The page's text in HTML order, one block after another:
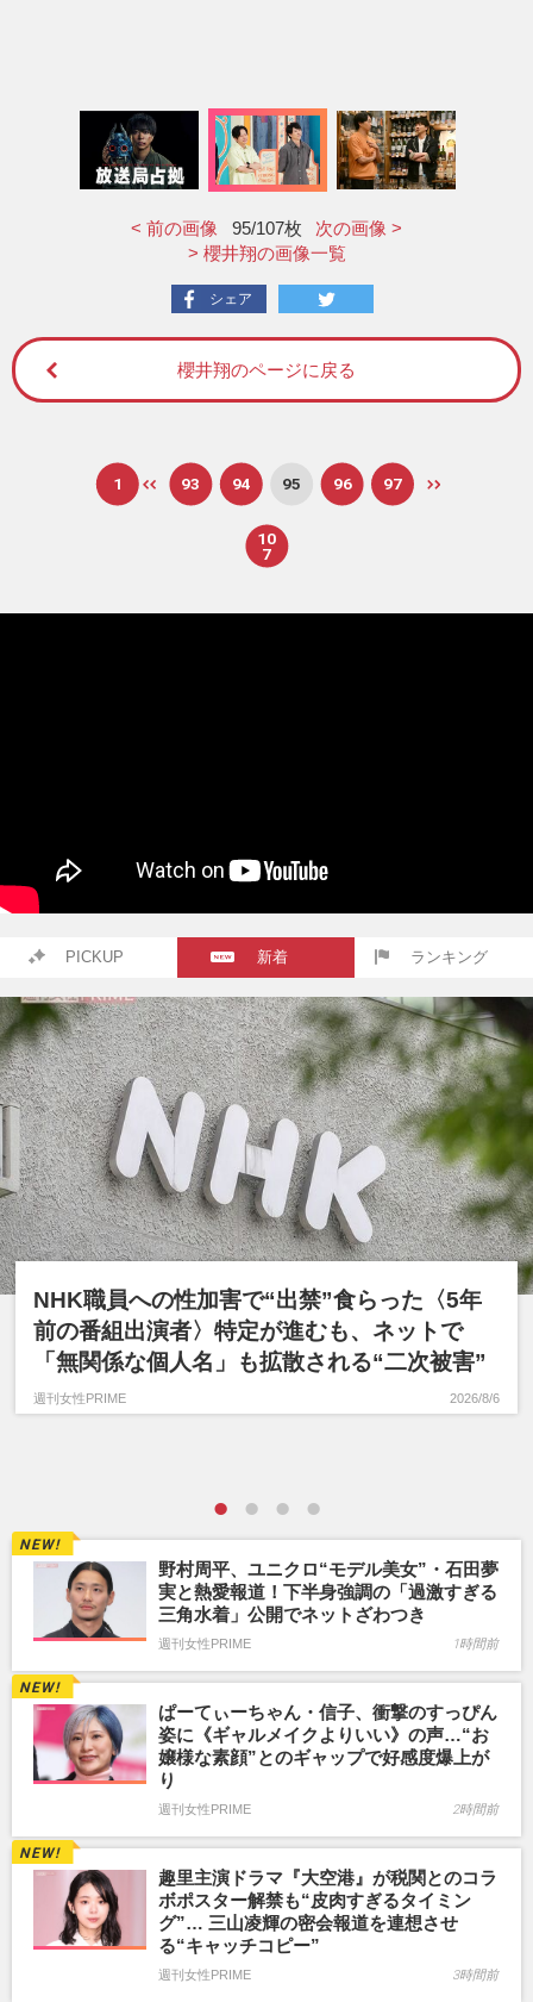
< 前の画像 95/107枚
次の画像 >
> 櫻井翔の画像一覧
シェア
櫻井翔のページに戻る
1 93 94 95 96 97
10
7
PICKUP 新着 ランキング
NHK職員への性加害で“出禁”食らった〈5年
前の番組出演者〉特定が進むも、ネットで
「無関係な個人名」も拡散される“二次被害”
週刊女性PRIME 2026/8/6
野村周平、ユニクロ“モデル美女”・石田夢
実と熱愛報道！下半身強調の「過激すぎる
三角水着」公開でネットざわつき
週刊女性PRIME 1時間前
ぱーてぃーちゃん・信子、衝撃のすっぴん
姿に《ギャルメイクよりいい》の声…“お
嬢様な素顔”とのギャップで好感度爆上が
り
週刊女性PRIME 2時間前
趣里主演ドラマ『大空港』が税関とのコラ
ボポスター解禁も“皮肉すぎるタイミン
グ”… 三山凌輝の密会報道を連想させ
る“キャッチコピー”
週刊女性PRIME 3時間前